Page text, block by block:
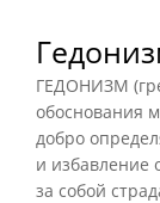
ГЕДОНИЗМ
обоснования
добро
и избавление
за собой